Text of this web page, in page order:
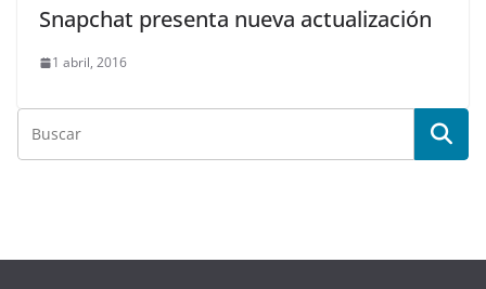
Snapchat presenta nueva actualización
1 abril, 2016